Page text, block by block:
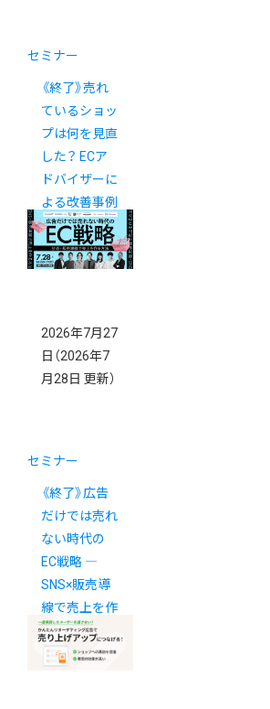
セミナー
《終了》売れ
ているショッ
プは何を見直
した？ ECア
ドバイザーに
よる改善事例
を大公開
2026年7月27
日 （2026年7
月28日 更新）
セミナー
《終了》広告
だけでは売れ
ない時代の
EC戦略 ―
SNS×販売導
線で売上を作
る方法 ―